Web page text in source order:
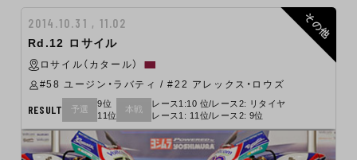
2014.10.31 , 11.02
Rd.12 ロサイル
ロサイル（カタール）
#58 ユージン・ラバティ / #22 アレックス・ロウズ
RESULT 予選
9位
11位
本戦
レース1:10 位/レース2: リタイヤ
レース1: 11位/レース2: 9位
その他